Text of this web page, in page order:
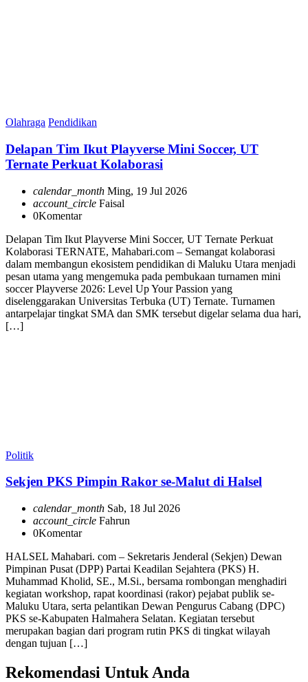
Olahraga Pendidikan
Delapan Tim Ikut Playverse Mini Soccer, UT
Ternate Perkuat Kolaborasi
calendar_month Ming, 19 Jul 2026
account_circle Faisal
0Komentar
Delapan Tim Ikut Playverse Mini Soccer, UT Ternate Perkuat
Kolaborasi TERNATE, Mahabari.com – Semangat kolaborasi
dalam membangun ekosistem pendidikan di Maluku Utara menjadi
pesan utama yang mengemuka pada pembukaan turnamen mini
soccer Playverse 2026: Level Up Your Passion yang
diselenggarakan Universitas Terbuka (UT) Ternate. Turnamen
antarpelajar tingkat SMA dan SMK tersebut digelar selama dua hari,
[…]
Politik
Sekjen PKS Pimpin Rakor se-Malut di Halsel
calendar_month Sab, 18 Jul 2026
account_circle Fahrun
0Komentar
HALSEL Mahabari. com – Sekretaris Jenderal (Sekjen) Dewan
Pimpinan Pusat (DPP) Partai Keadilan Sejahtera (PKS) H.
Muhammad Kholid, SE., M.Si., bersama rombongan menghadiri
kegiatan workshop, rapat koordinasi (rakor) pejabat publik se-
Maluku Utara, serta pelantikan Dewan Pengurus Cabang (DPC)
PKS se-Kabupaten Halmahera Selatan. Kegiatan tersebut
merupakan bagian dari program rutin PKS di tingkat wilayah
dengan tujuan […]
Rekomendasi Untuk Anda